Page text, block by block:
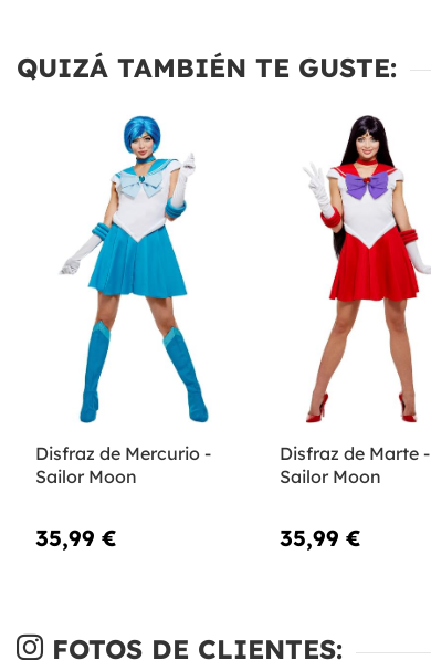
QUIZÁ TAMBIÉN TE GUSTE:
Disfraz de Mercurio -
Sailor Moon
35,99 €
Disfraz de Marte -
Sailor Moon
35,99 €
FOTOS DE CLIENTES: